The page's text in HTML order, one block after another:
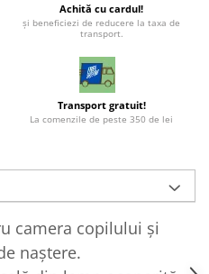
Achită cu cardul!
şi beneficiezi de reducere la taxa de
transport.
Transport gratuit!
La comenzile de peste 350 de lei
camera copilului și
naștere.